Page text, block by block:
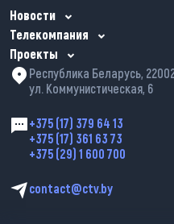
Новости
Телекомпания
Проекты
Республика Беларусь,
ул. Коммунистическая, 6
+375 (17) 379 64 13
+375 (17) 361 63 73
+375 (29) 1 600 700
contact@ctv.by